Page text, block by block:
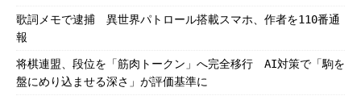
歌詞メモで逮捕 異世界パトロール搭載スマホ、作者を110番通
報
将棋連盟、段位を「筋肉トークン」へ完全移行 AI対策で「駒を
盤にめり込ませる深さ」が評価基準に